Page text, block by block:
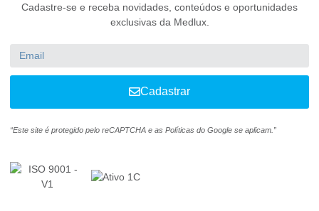
Cadastre-se e receba novidades, conteúdos e oportunidades
exclusivas da Medlux.
Cadastrar
“Este site é protegido pelo reCAPTCHA e as Políticas do Google se aplicam.”